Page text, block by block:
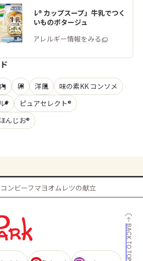
「クノール® カップスープ」牛乳でつく
る じゃがいものポタージュ
商品・アレルギー情報をみる
卵 洋風
味の素KK コンソメ
®
ピュアセレクト®
んじお®
コンビーフマヨオムレツの献立
BACK TO TOP